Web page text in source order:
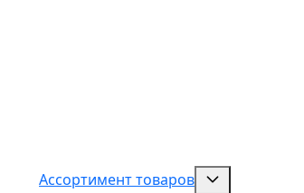
Ассортимент товаров